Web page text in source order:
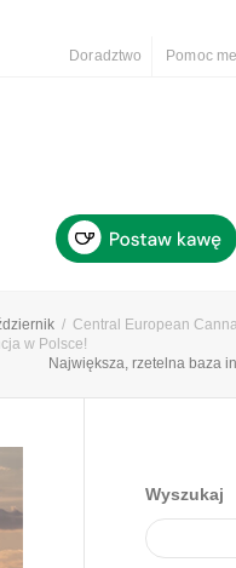
Doradztwo Pomoc
Central European
w Polsce!
Największa, rzetelna baza
Wyszukaj